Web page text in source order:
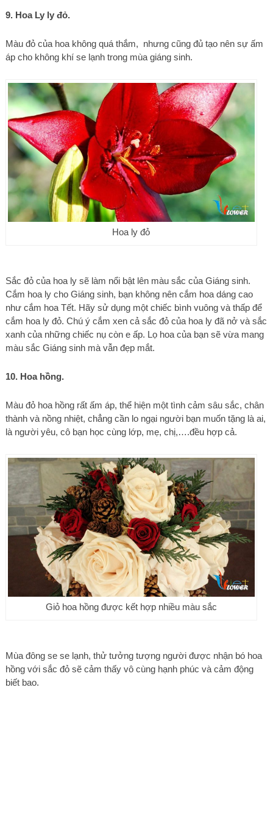
9. Hoa Ly ly đỏ.
Màu đỏ của hoa không quá thắm, nhưng cũng đủ tạo nên sự ấm
áp cho không khí se lạnh trong mùa giáng sinh.
Hoa ly đỏ
Sắc đỏ của hoa ly sẽ làm nổi bật lên màu sắc của Giáng sinh.
Cắm hoa ly cho Giáng sinh, bạn không nên cắm hoa dáng cao
như cắm hoa Tết. Hãy sử dụng một chiếc bình vuông và thấp để
cắm hoa ly đỏ. Chú ý cắm xen cả sắc đỏ của hoa ly đã nở và sắc
xanh của những chiếc nụ còn e ấp. Lọ hoa của bạn sẽ vừa mang
màu sắc Giáng sinh mà vẫn đẹp mắt.
10. Hoa hồng.
Màu đỏ hoa hồng rất ấm áp, thể hiện một tình cảm sâu sắc, chân
thành và nồng nhiệt, chẳng cần lo ngại người bạn muốn tặng là ai,
là người yêu, cô bạn học cùng lớp, mẹ, chị,….đều hợp cả.
Giỏ hoa hồng được kết hợp nhiều màu sắc
Mùa đông se se lạnh, thử tưởng tượng người được nhận bó hoa
hồng với sắc đỏ sẽ cảm thấy vô cùng hạnh phúc và cảm động
biết bao.